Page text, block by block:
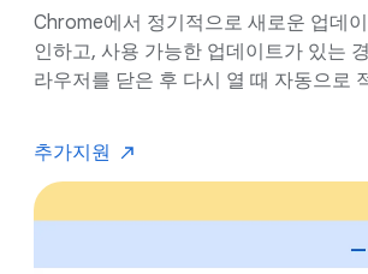
Chrome에서 정기적으로 새로운 업데
인하고, 사용 가능한 업데이트가 있는
라우저를 닫은 후 다시 열 때 자동으로
추가지원